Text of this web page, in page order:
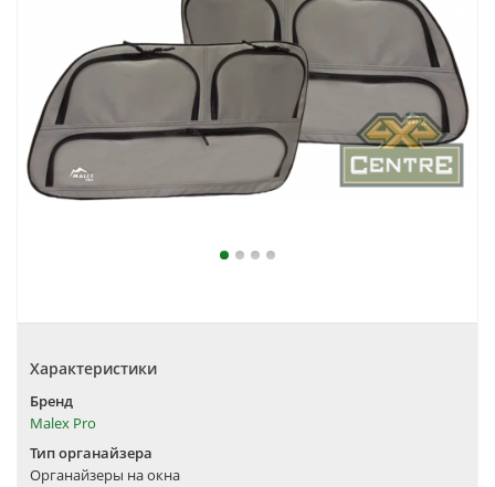
Характеристики
Бренд
Malex Pro
Тип органайзера
Органайзеры на окна